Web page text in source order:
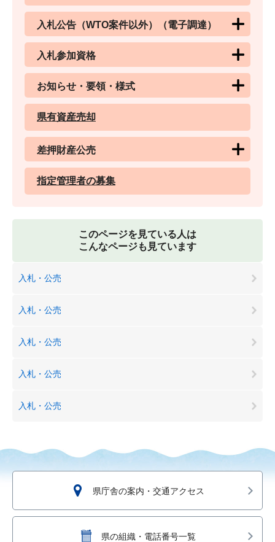
入札公告（WTO案件以外）（電子調達）
入札参加資格
お知らせ・要領・様式
県有資産売却
差押財産公売
指定管理者の募集
このページを見ている人は
こんなページも見ています
入札・公売
入札・公売
入札・公売
入札・公売
入札・公売
県庁舎の案内・交通アクセス
県の組織・電話番号一覧